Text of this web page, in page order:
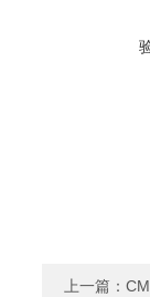
上一篇：